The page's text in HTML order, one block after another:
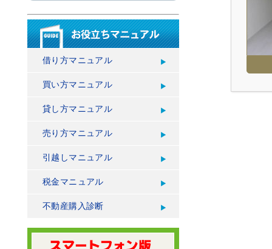
借り方マニュアル
買い方マニュアル
貸し方マニュアル
売り方マニュアル
引越しマニュアル
税金マニュアル
不動産購入診断